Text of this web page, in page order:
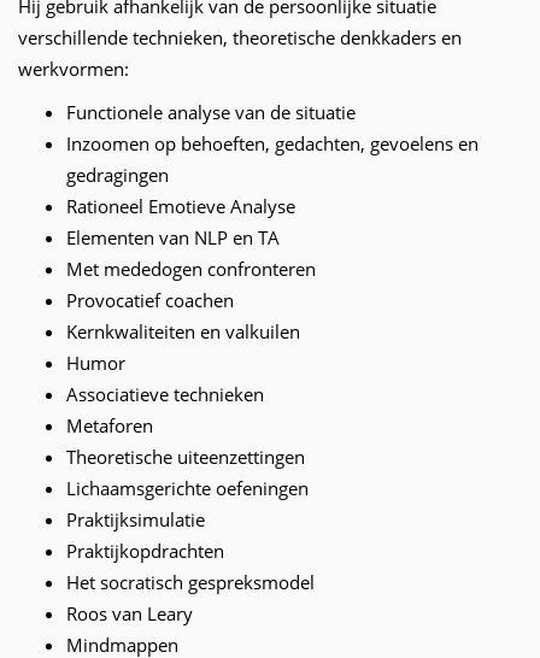
Hij gebruik afhankelijk van de persoonlijke situatie
verschillende technieken, theoretische denkkaders en
werkvormen:
Functionele analyse van de situatie
Inzoomen op behoeften, gedachten, gevoelens en
gedragingen
Rationeel Emotieve Analyse
Elementen van NLP en TA
Met mededogen confronteren
Provocatief coachen
Kernkwaliteiten en valkuilen
Humor
Associatieve technieken
Metaforen
Theoretische uiteenzettingen
Lichaamsgerichte oefeningen
Praktijksimulatie
Praktijkopdrachten
Het socratisch gespreksmodel
Roos van Leary
Mindmappen